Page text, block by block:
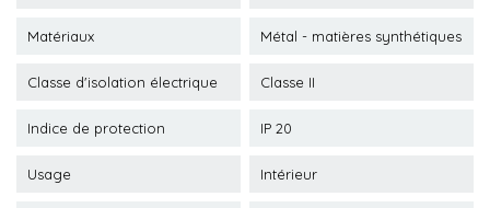
Matériaux Métal - matières synthétiques
Classe d'isolation électrique Classe II
Indice de protection IP 20
Usage Intérieur